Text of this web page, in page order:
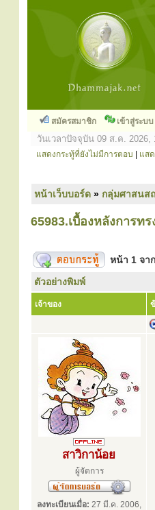
สมัครสมาชิก เข้าสู่ระบบ
วันเวลาปัจจุบัน 09 ส.ค. 2026,
แสดงกระทู้ที่ยังไม่มีการตอบ แส
หน้าเว็บบอร์ด » กลุ่มศาสนส
65983.เบื้องหลังการท
หน้า 1 จา
ตัวอย่างพิมพ์
เจ้าของ
สาวิกาน้อย
ผู้จัดการ
ลงทะเบียนเมื่อ: 27 มี.ค. 2006,